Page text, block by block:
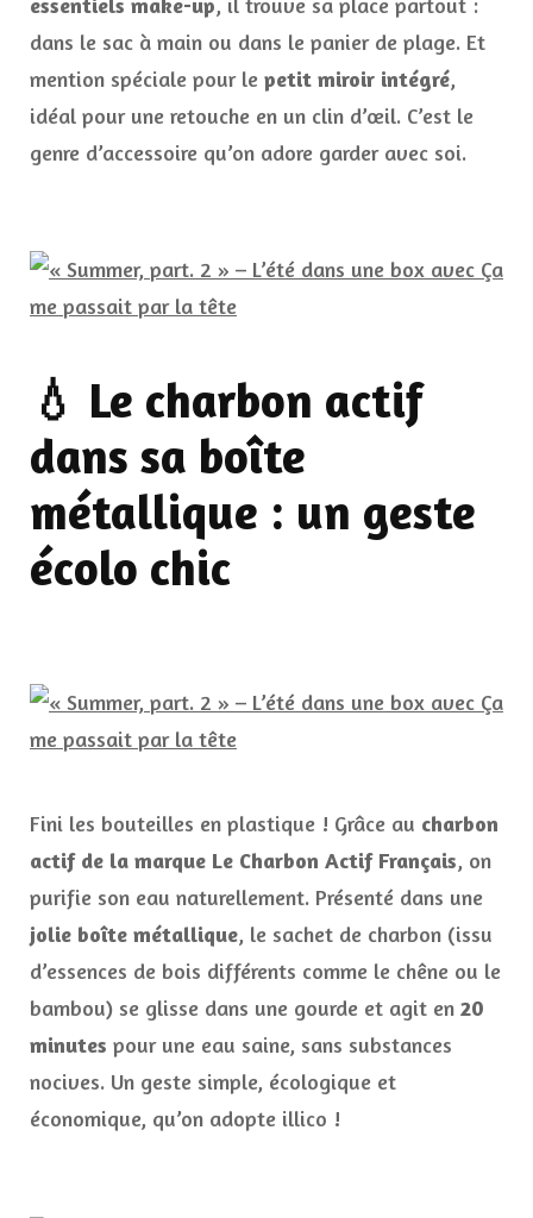
dans le sac à main ou dans le panier de plage. Et
mention spéciale pour le petit miroir intégré,
idéal pour une retouche en un clin d’œil. C’est le
genre d’accessoire qu’on adore garder avec soi.
💧 Le charbon actif
dans sa boîte
métallique : un geste
écolo chic
Fini les bouteilles en plastique ! Grâce au charbon
actif de la marque Le Charbon Actif Français, on
purifie son eau naturellement. Présenté dans une
jolie boîte métallique, le sachet de charbon (issu
d’essences de bois différents comme le chêne ou le
bambou) se glisse dans une gourde et agit en 20
minutes pour une eau saine, sans substances
nocives. Un geste simple, écologique et
économique, qu’on adopte illico !